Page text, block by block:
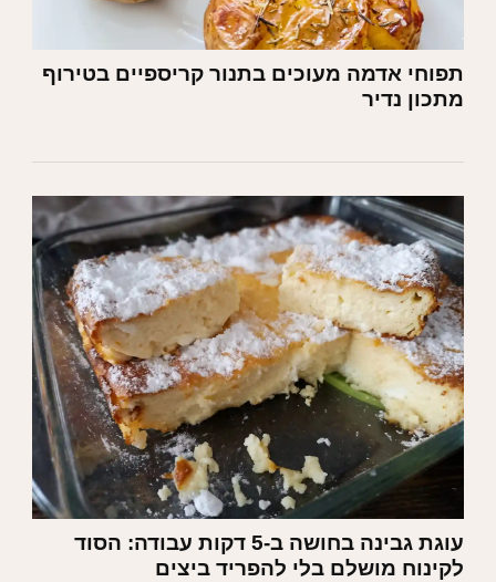
תפוחי אדמה מעוכים בתנור קריספיים בטירוף
מתכון נדיר
עוגת גבינה בחושה ב-5 דקות עבודה: הסוד
לקינוח מושלם בלי להפריד ביצים